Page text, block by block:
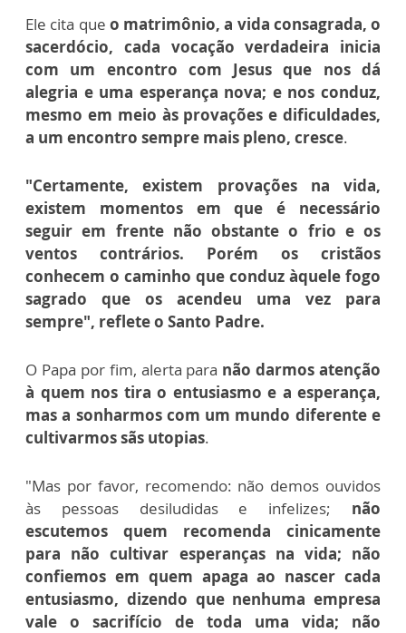
Ele cita que o matrimônio, a vida consagrada, o
sacerdócio, cada vocação verdadeira inicia
com um encontro com Jesus que nos dá
alegria e uma esperança nova; e nos conduz,
mesmo em meio às provações e dificuldades,
a um encontro sempre mais pleno, cresce.
"Certamente, existem provações na vida,
existem momentos em que é necessário
seguir em frente não obstante o frio e os
ventos contrários. Porém os cristãos
conhecem o caminho que conduz àquele fogo
sagrado que os acendeu uma vez para
sempre", reflete o Santo Padre.
O Papa por fim, alerta para não darmos atenção
à quem nos tira o entusiasmo e a esperança,
mas a sonharmos com um mundo diferente e
cultivarmos sãs utopias.
"Mas por favor, recomendo: não demos ouvidos
às pessoas desiludidas e infelizes; não
escutemos quem recomenda cinicamente
para não cultivar esperanças na vida; não
confiemos em quem apaga ao nascer cada
entusiasmo, dizendo que nenhuma empresa
vale o sacrifício de toda uma vida; não